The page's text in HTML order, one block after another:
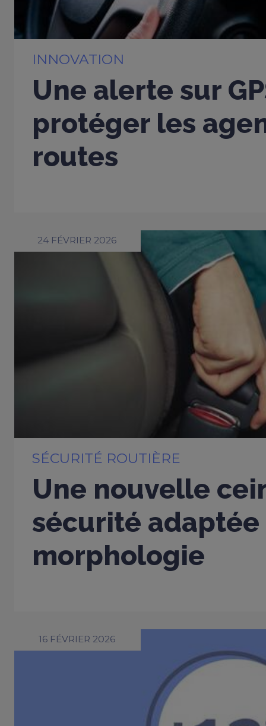
INNOVATION
Une alerte sur
protéger les
routes
24 FÉVRIER 2026
SÉCURITÉ ROUTIÈRE
Une nouvelle
sécurité adaptée
morphologie
16 FÉVRIER 2026